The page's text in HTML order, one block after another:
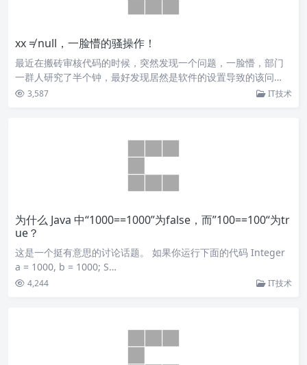
xx ≠ null，一脸懵的骚操作！
最近在搬砖审核代码的时候，突然发现一个问题，一脸懵，部门
一群人研究了半个钟，最好发现居然是软件的设置导致的该问…
3,587 IT技术
为什么 Java 中“1000==1000”为false，而”100==100“为tr
ue？
这是一个挺有意思的讨论话题。 如果你运行下面的代码 Integer
a = 1000, b = 1000; S…
4,244 IT技术